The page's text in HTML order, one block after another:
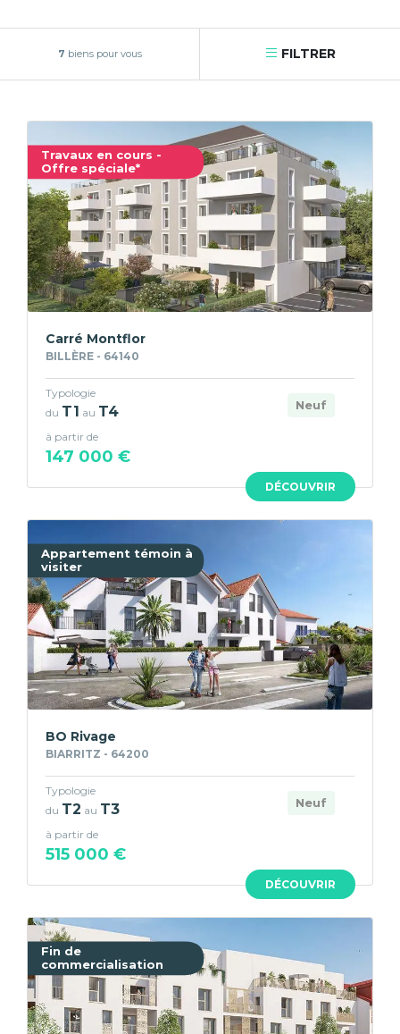
7 biens pour vous FILTRER
Travaux en cours -
Offre spéciale*
DÉCOUVRIR
Carré Montflor
BILLÈRE - 64140
Neuf
Typologie
du T1 au T4
à partir de
147 000 €
Appartement témoin à
visiter
DÉCOUVRIR
BO Rivage
BIARRITZ - 64200
Neuf
Typologie
du T2 au T3
à partir de
515 000 €
Fin de
commercialisation